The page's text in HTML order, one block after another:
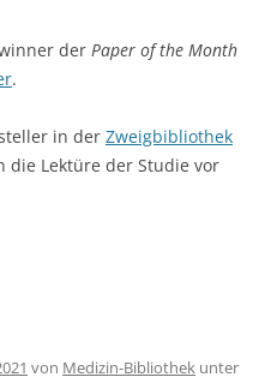
,Medizin,
,Paper of the Month ,UKM
Anwendung